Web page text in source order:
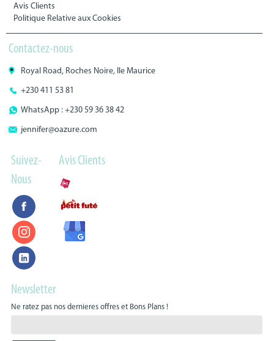
Avis Clients
Politique Relative aux Cookies
Contactez-nous
Royal Road, Roches Noire, Ile Maurice
+230 411 53 81
WhatsApp : +230 59 36 38 42
jennifer@oazure.com
Suivez-
Nous
Avis Clients
Newsletter
Ne ratez pas nos dernieres offres et Bons Plans !